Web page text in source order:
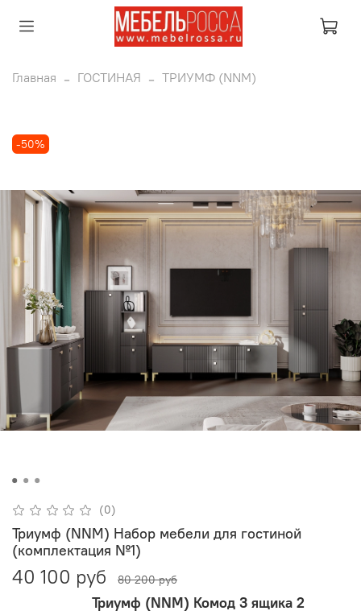
Главная ГОСТИНАЯ ТРИУМФ (NNM)
-50%
(0)
Триумф (NNM) Набор мебели для гостиной
(комплектация №1)
40 100 руб 80 200 руб
Триумф (NNM) Комод 3 ящика 2